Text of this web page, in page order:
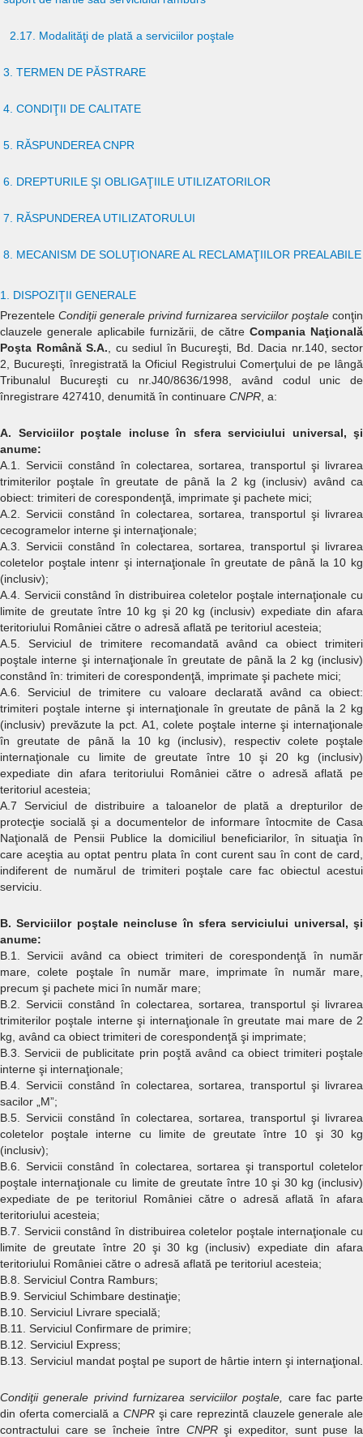
2.17. Modalităţi de plată a serviciilor poştale
3. TERMEN DE PĂSTRARE
4. CONDIŢII DE CALITATE
5. RĂSPUNDEREA CNPR
6. DREPTURILE ŞI OBLIGAŢIILE UTILIZATORILOR
7. RĂSPUNDEREA UTILIZATORULUI
8. MECANISM DE SOLUŢIONARE AL RECLAMAŢIILOR PREALABILE
1. DISPOZIŢII GENERALE
Prezentele Condiţii generale privind furnizarea serviciilor poştale conţin
clauzele generale aplicabile furnizării, de cătreCompania Naţională
Poşta Română S.A. , cu sediul în Bucureşti, Bd. Dacia nr.140, sector
2, Bucureşti, înregistrată la Oficiul Registrului Comerţului de pe lângă
Tribunalul Bucureşti cu nr.J40/8636/1998, având codul unic de
înregistrare 427410, denumită în continuare CNPR , a:
A. Serviciilor poştale incluse în sfera serviciului universal, şi
anume:
A.1. Servicii constând în colectarea, sortarea, transportul şi livrarea
trimiterilor poştale în greutate de până la 2 kg (inclusiv) având ca
obiect: trimiteri de corespondenţă, imprimate şi pachete mici;
A.2. Servicii constând în colectarea, sortarea, transportul şi livrarea
cecogramelor interne şi internaţionale;
A.3. Servicii constând în colectarea, sortarea, transportul şi livrarea
coletelor poştale intenr şi internaţionale în greutate de până la 10 kg
(inclusiv);
A.4. Servicii constând în distribuirea coletelor poştale internaţionale cu
limite de greutate între 10 kg şi 20 kg (inclusiv) expediate din afara
teritoriului României către o adresă aflată pe teritoriul acesteia;
A.5. Serviciul de trimitere recomandată având ca obiect trimiteri
poştale interne şi internaţionale în greutate de până la 2 kg (inclusiv)
constând în: trimiteri de corespondenţă, imprimate şi pachete mici;
A.6. Serviciul de trimitere cu valoare declarată având ca obiect:
trimiteri poştale interne şi internaţionale în greutate de până la 2 kg
(inclusiv) prevăzute la pct. A1, colete poştale interne şi internaţionale
în greutate de până la 10 kg (inclusiv), respectiv colete poştale
internaţionale cu limite de greutate între 10 şi 20 kg (inclusiv)
expediate din afara teritoriului României către o adresă aflată pe
teritoriul acesteia;
A.7 Serviciul de distribuire a taloanelor de plată a drepturilor de
protecţie socială şi a documentelor de informare întocmite de Casa
Naţională de Pensii Publice la domiciliul beneficiarilor, în situaţia în
care aceştia au optat pentru plata în cont curent sau în cont de card,
indiferent de numărul de trimiteri poştale care fac obiectul acestui
serviciu.
B. Serviciilor poştale neincluse în sfera serviciului universal, şi
anume:
B.1. Servicii având ca obiect trimiteri de corespondenţă în număr
mare, colete poştale în număr mare, imprimate în număr mare,
precum şi pachete mici în număr mare;
B.2. Servicii constând în colectarea, sortarea, transportul şi livrarea
trimiterilor poştale interne şi internaţionale în greutate mai mare de 2
kg, având ca obiect trimiteri de corespondenţă şi imprimate;
B.3. Servicii de publicitate prin poştă având ca obiect trimiteri poştale
interne şi internaţionale;
B.4. Servicii constând în colectarea, sortarea, transportul şi livrarea
sacilor „M”;
B.5. Servicii constând în colectarea, sortarea, transportul şi livrarea
coletelor poştale interne cu limite de greutate între 10 şi 30 kg
(inclusiv);
B.6. Servicii constând în colectarea, sortarea şi transportul coletelor
poştale internaţionale cu limite de greutate între 10 şi 30 kg (inclusiv)
expediate de pe teritoriul României către o adresă aflată în afara
teritoriului acesteia;
B.7. Servicii constând în distribuirea coletelor poştale internaţionale cu
limite de greutate între 20 şi 30 kg (inclusiv) expediate din afara
teritoriului României către o adresă aflată pe teritoriul acesteia;
B.8. Serviciul Contra Ramburs;
B.9. Serviciul Schimbare destinaţie;
B.10. Serviciul Livrare specială;
B.11. Serviciul Confirmare de primire;
B.12. Serviciul Express;
B.13. Serviciul mandat poştal pe suport de hârtie intern şi internaţional.
Condiţii generale privind furnizarea serviciilor poştale, care fac parte
din oferta comercială a CNPR şi care reprezintă clauzele generale ale
contractului care se încheie între CNPRşi expeditor, sunt puse la